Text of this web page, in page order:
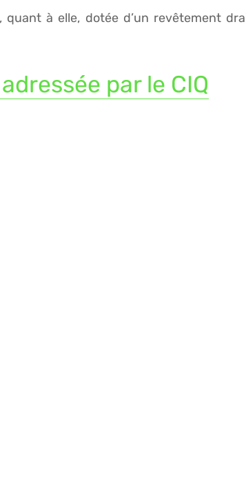
à elle, dotée d’un revêtement
par le CIQ